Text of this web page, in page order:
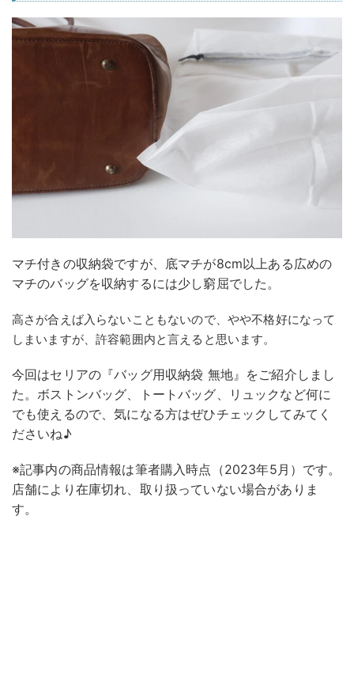
マチ付きの収納袋ですが、底マチが8cm以上ある広めの
マチのバッグを収納するには少し窮屈でした。
高さが合えば入らないこともないので、やや不格好になって
しまいますが、許容範囲内と言えると思います。
今回はセリアの『バッグ用収納袋 無地』をご紹介しまし
た。ボストンバッグ、トートバッグ、リュックなど何に
でも使えるので、気になる方はぜひチェックしてみてく
ださいね♪
※記事内の商品情報は筆者購入時点（2023年5月）です。
店舗により在庫切れ、取り扱っていない場合がありま
す。